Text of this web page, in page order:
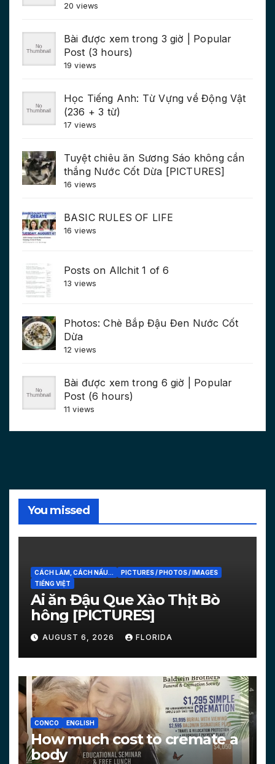
20 views
Bài được xem trong 3 giờ | Popular
Post (3 hours)
19 views
Học Tiếng Anh: Từ Vựng về Động Vật
(236 + 3 từ)
17 views
Tuyệt chiêu ăn Sương Sáo không cần
thắng Nước Cốt Dừa [PICTURES]
16 views
BASIC RULES OF LIFE
16 views
Posts on Allchit 1 of 6
13 views
Photos: Chè Bắp Đậu Đen Nước Cốt
Dừa
12 views
Bài được xem trong 6 giờ | Popular
Post (6 hours)
11 views
You missed
CÁCH LÀM, CÁCH NẤU...
PICTURES / PHOTOS / IMAGES
TIẾNG VIỆT
Ai ăn Đậu Que Xào Thịt Bò
hông [PICTURES]
AUGUST 6, 2026 FLORIDA
CONCO ENGLISH
How much cost to cremate a
body